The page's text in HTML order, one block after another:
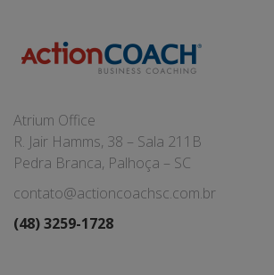
Atrium Office
R. Jair Hamms, 38 – Sala 211B
Pedra Branca, Palhoça – SC
contato@actioncoachsc.com.br
(48) 3259-1728